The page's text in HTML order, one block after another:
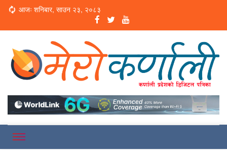
Loading...
आजः शनिबार, साउन २३, २०८३
Merokarnali